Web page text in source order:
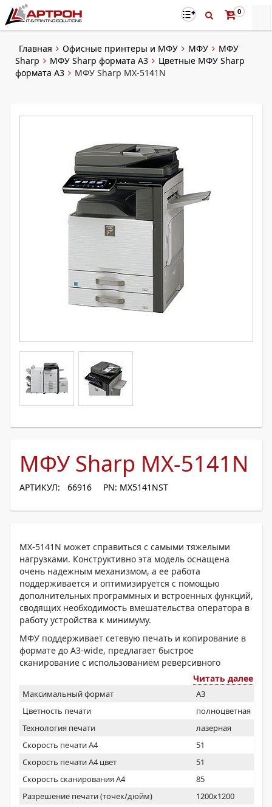
0
Главная Офисные принтеры и МФУ МФУ
МФУ
Sharp
МФУ Sharp формата A3
Цветные МФУ Sharp
формата A3
МФУ Sharp MX-5141N
МФУ Sharp MX-5141N
АРТИКУЛ: 66916 PN: MX5141NST
MX-5141N может справиться с самыми тяжелыми
нагрузками. Конструктивно эта модель оснащена
очень надежным механизмом, а ее работа
поддерживается и оптимизируется с помощью
дополнительных программных и встроенных функций,
сводящих необходимость вмешательства оператора в
работу устройства к минимуму.
МФУ поддерживает сетевую печать и копирование в
формате до A3-wide, предлагает быстрое
сканирование с использованием реверсивного
однопроходного податчика документов, печатает
изображения с великолепным качеством и
цветопередачей, хранит документы и обеспечивает
их безопасность.
Читать далее
Максимальный формат
A3
Цветность печати
полноцветная
Технология печати
лазерная
Скорость печати А4
51
Скорость печати А4 цвет
51
Скорость сканирования А4
85
Разрешение печати (точек/дюйм)
1200x1200